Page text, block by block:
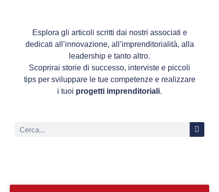
Esplora gli articoli scritti dai nostri associati e
dedicati all’innovazione, all’imprenditorialità, alla
leadership e tanto altro.
Scoprirai storie di successo, interviste e piccoli
tips per sviluppare le tue competenze e realizzare
i tuoi progetti imprenditoriali.